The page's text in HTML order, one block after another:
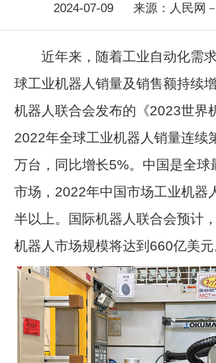
2024-07-09 来源：人民网
近年来，随着工业自动化需求
球工业机器人销量及销售额持续
机器人联合会发布的《2023世界
2022年全球工业机器人销量连续
万台，同比增长5%。中国是全球
市场，2022年中国市场工业机器
半以上。国际机器人联合会预计
机器人市场规模将达到660亿美元